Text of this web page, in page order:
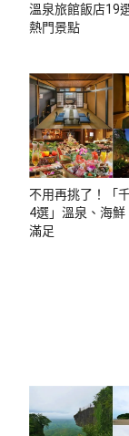
溫泉旅館飯店19
熱門景點
不用再挑了！「
4選」溫泉、海鮮
滿足